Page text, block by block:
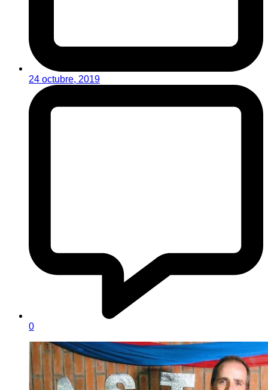
24 octubre, 2019
0